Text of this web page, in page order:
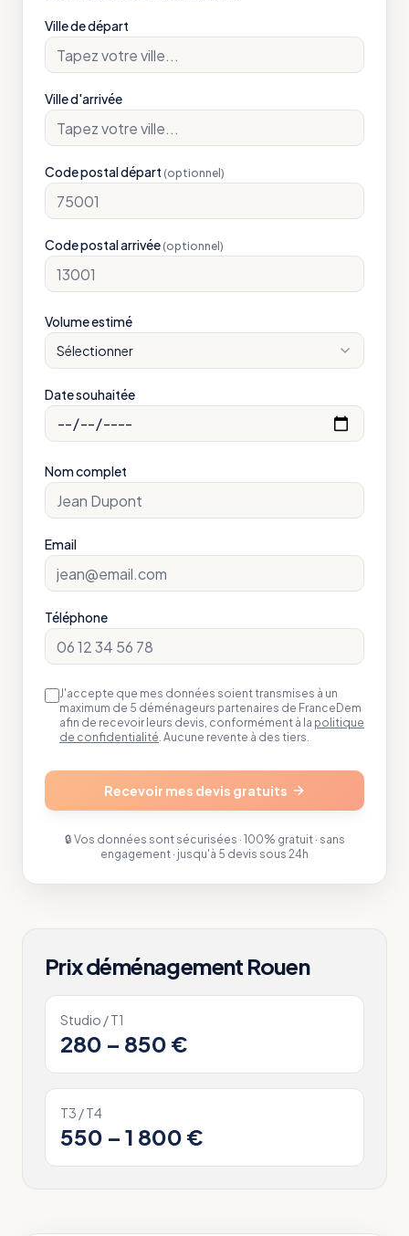
Ville de départ
Ville d'arrivée
Code postal départ (optionnel)
Code postal arrivée (optionnel)
Volume estimé
Sélectionner
Date souhaitée
Nom complet
Email
Téléphone
J'accepte que mes données soient transmises à un
maximum de 5 déménageurs partenaires de FranceDem
afin de recevoir leurs devis, conformément à la politique
de confidentialité. Aucune revente à des tiers.
Recevoir mes devis gratuits
🔒 Vos données sont sécurisées · 100% gratuit · sans
engagement · jusqu'à 5 devis sous 24h
Prix déménagement Rouen
Studio / T1
280 – 850 €
T3 / T4
550 – 1 800 €